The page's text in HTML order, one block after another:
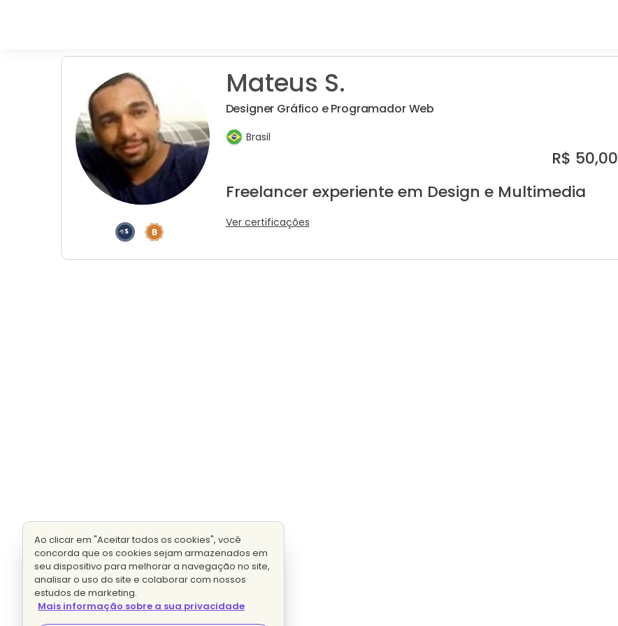
Mateus S.
Designer Gráfico e Programador Web
Brasil
R$ 50,00
Freelancer experiente em Design e Multimedia
Ver certificações
Ao clicar em "Aceitar todos os cookies", você
concorda que os cookies sejam armazenados em
seu dispositivo para melhorar a navegação no site,
analisar o uso do site e colaborar com nossos
estudos de marketing.
Mais informação sobre a sua privacidade